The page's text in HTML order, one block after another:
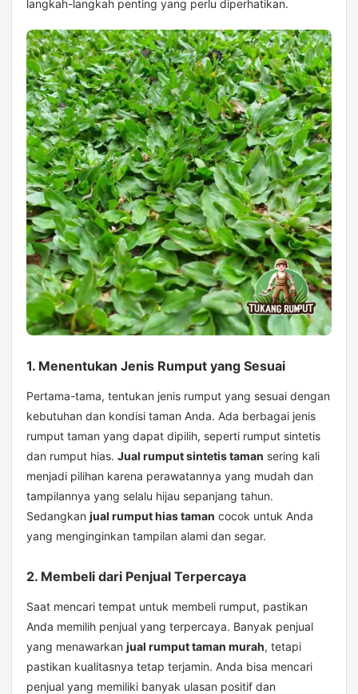
langkah-langkah penting yang perlu diperhatikan.
1. Menentukan Jenis Rumput yang Sesuai
Pertama-tama, tentukan jenis rumput yang sesuai dengan
kebutuhan dan kondisi taman Anda. Ada berbagai jenis
rumput taman yang dapat dipilih, seperti rumput sintetis
dan rumput hias. Jual rumput sintetis taman sering kali
menjadi pilihan karena perawatannya yang mudah dan
tampilannya yang selalu hijau sepanjang tahun.
Sedangkan jual rumput hias taman cocok untuk Anda
yang menginginkan tampilan alami dan segar.
2. Membeli dari Penjual Terpercaya
Saat mencari tempat untuk membeli rumput, pastikan
Anda memilih penjual yang terpercaya. Banyak penjual
yang menawarkan jual rumput taman murah, tetapi
pastikan kualitasnya tetap terjamin. Anda bisa mencari
penjual yang memiliki banyak ulasan positif dan